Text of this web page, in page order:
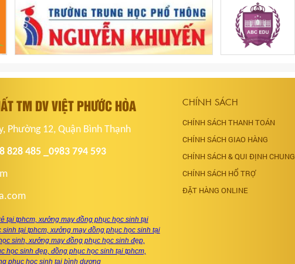
TM DV VIỆT PHƯỚC HÒA
Phường 12, Quận Bình Thạnh
828 485 _0983 794 593
tại tphcm, xưởng may đồng phục học sinh tại
tại tphcm, xưởng may đồng phục học sinh tại
sinh, xưởng may đồng phục học sinh đẹp,
học sinh đẹp, đồng phục học sinh tại tphcm,
phục học sinh tại bình dương
CHÍNH SÁCH
CHÍNH SÁCH THANH TOÁN
CHÍNH SÁCH GIAO HÀNG
CHÍNH SÁCH & QUI ĐỊNH CHUNG
CHÍNH SÁCH HỔ TRỢ
ĐẶT HÀNG ONLINE